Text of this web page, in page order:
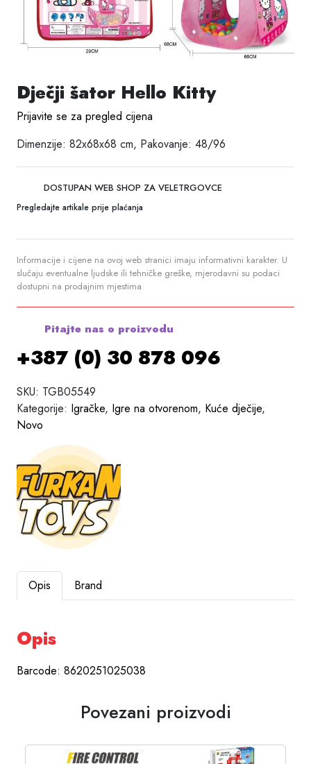
Dječji šator Hello Kitty
Prijavite se za pregled cijena
Dimenzije: 82x68x68 cm, Pakovanje: 48/96
DOSTUPAN WEB SHOP ZA VELETRGOVCE
Pregledajte artikale prije plaćanja
Informacije i cijene na ovoj web stranici imaju informativni karakter. U
slučaju eventualne ljudske ili tehničke greške, mjerodavni su podaci
dostupni na prodajnim mjestima
Pitajte nas o proizvodu
+387 (0) 30 878 096
SKU: TGB05549
Kategorije: Igračke, Igre na otvorenom, Kuće dječije,
Novo
Opis Brand
Opis
Barcode: 8620251025038
Povezani proizvodi